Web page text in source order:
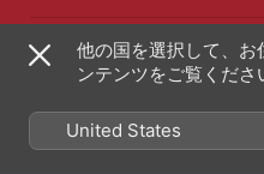
4 YELLOW YELLOW
他の国を選択して、お
ンテンツをご覧くださ
United States